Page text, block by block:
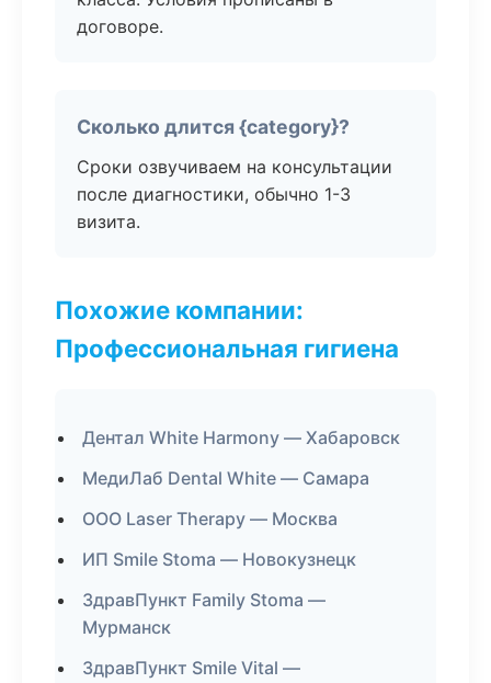
договоре.
Сколько длится {category}?
Сроки озвучиваем на консультации
после диагностики, обычно 1-3
визита.
Похожие компании:
Профессиональная гигиена
Дентал White Harmony — Хабаровск
МедиЛаб Dental White — Самара
ООО Laser Therapy — Москва
ИП Smile Stoma — Новокузнецк
ЗдравПункт Family Stoma —
Мурманск
ЗдравПункт Smile Vital —